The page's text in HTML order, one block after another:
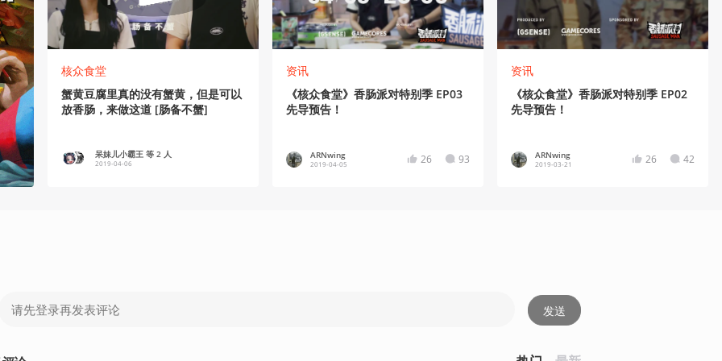
核众食堂
蟹黄豆腐里真的没有蟹黄，但是可以
放香肠，来做这道 [肠备不蟹]
呆妹儿小霸王 等 2 人
2019-04-06
资讯
《核众食堂》香肠派对特别季 EP03
先导预告！
ARNwing
2019-04-05 26 93
资讯
《核众食堂》香肠派对特别季 EP02
先导预告！
ARNwing
2019-03-21 26 42
发送